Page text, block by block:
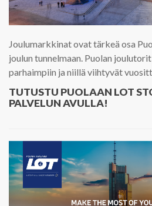
Joulumarkkinat ovat tärkeä osa
joulun tunnelmaan. Puolan
parhaimpiin ja niillä viihtyvät
TUTUSTU PUOLAAN LOT
PALVELUN AVULLA!